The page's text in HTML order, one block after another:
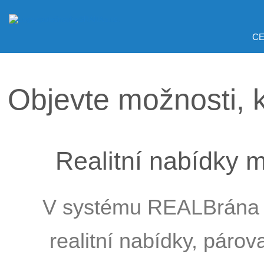
Objevte možnosti,
Realitní nabídky
V systému
realitní nabídky,